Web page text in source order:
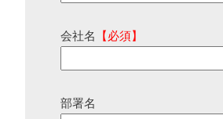
会社名 【必須】
部署名